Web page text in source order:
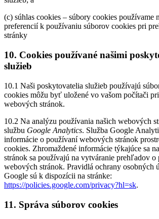
(c) súhlas cookies – súbory cookies používame
preferencií k používaniu súborov cookies pri
stránky
10. Cookies používané našimi
služieb
10.1 Naši poskytovatelia služieb používajú
cookies môžu byť uložené vo vašom počítači
webových stránok.
10.2 Na analýzu používania našich webových
službu Google Analytics. Služba Google
informácie o používaní webových stránok
cookies. Zhromaždené informácie týkajúce sa
stránok sa používajú na vytváranie prehľadov o
webových stránok. Pravidlá ochrany osobných
Google sú k dispozícii na stránke:
https://policies.google.com/privacy?hl=sk.
11. Správa súborov cookies